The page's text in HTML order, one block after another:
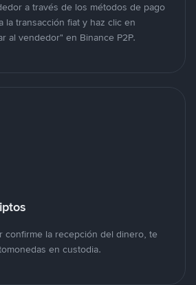
a través de los métodos de pago
la transacción fiat y haz clic en
al vendedor" en Binance P2P.
confirme la recepción del dinero, te
en custodia.